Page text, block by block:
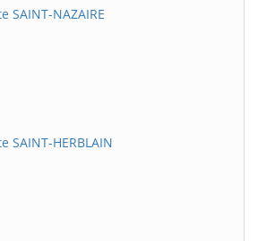
SAINT-NAZAIRE
SAINT-HERBLAIN